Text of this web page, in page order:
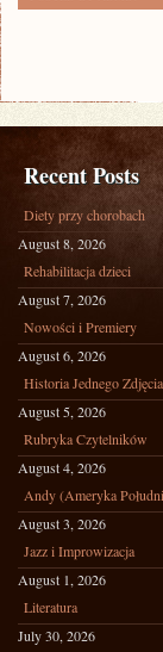
Recent Posts
Diety przy chorobach
August 8, 2026
Rehabilitacja dzieci
August 7, 2026
Nowości i Premiery
August 6, 2026
Historia Jednego Zdjęcia
August 5, 2026
Rubryka Czytelników
August 4, 2026
Andy (Ameryka
August 3, 2026
Jazz i Improwizacja
August 1, 2026
Literatura
July 30, 2026